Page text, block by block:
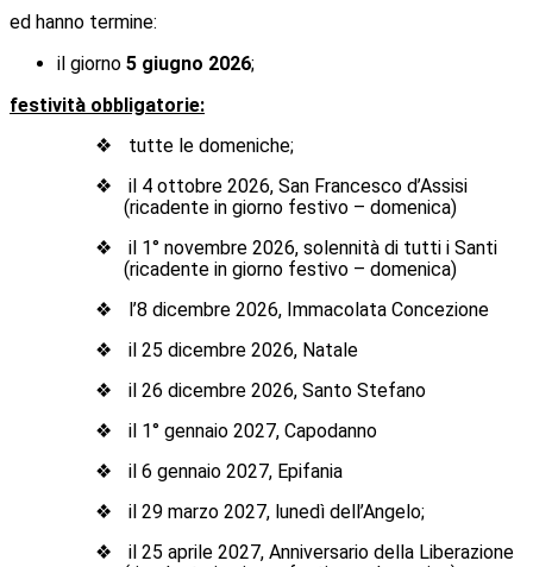
ed hanno termine:
il giorno 5 giugno 2026;
festività obbligatorie:
❖
tutte le domeniche;
❖
il 4 ottobre 2026, San Francesco d’Assisi
(ricadente in giorno festivo – domenica)
❖
il 1° novembre 2026, solennità di tutti i Santi
(ricadente in giorno festivo – domenica)
❖
l’8 dicembre 2026, Immacolata Concezione
❖
il 25 dicembre 2026, Natale
❖
il 26 dicembre 2026, Santo Stefano
❖
il 1° gennaio 2027, Capodanno
❖
il 6 gennaio 2027, Epifania
❖
il 29 marzo 2027, lunedì dell’Angelo;
❖
il 25 aprile 2027, Anniversario della Liberazione